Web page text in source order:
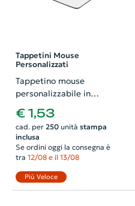
Tappetini Mouse
Personalizzati
Tappetino mouse
personalizzabile in
sublimazione
220x180mm
€ 1,53
cad. per 250unità stampa
inclusa
Se ordini oggi la consegna è
tra 12/08 e il 13/08
Più Veloce